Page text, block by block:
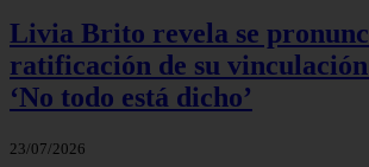
Livia Brito revela se
ratificación de su
‘No todo está dicho’
23/07/2026